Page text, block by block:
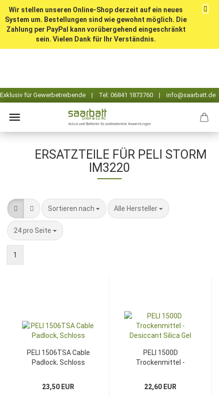
Wir stellen unseren Online-Shop derzeit auf ein neues
System um. Bestellungen sind wie gewohnt möglich. Die
Zahlung per PayPal kann vorübergehend eingeschränkt
sein. Vielen Dank für Ihr Verständnis.
ERSATZTEILE FÜR PELI STORM
IM3220
Sortieren nach
Sortieren nach Alle Hersteller
pro Seite
24 pro Seite
pro Seite
1
PELI 1506TSA Cable
Padlock, Schloss
23,50 EUR
PELI 1500D
Trockenmittel -
22,60 EUR